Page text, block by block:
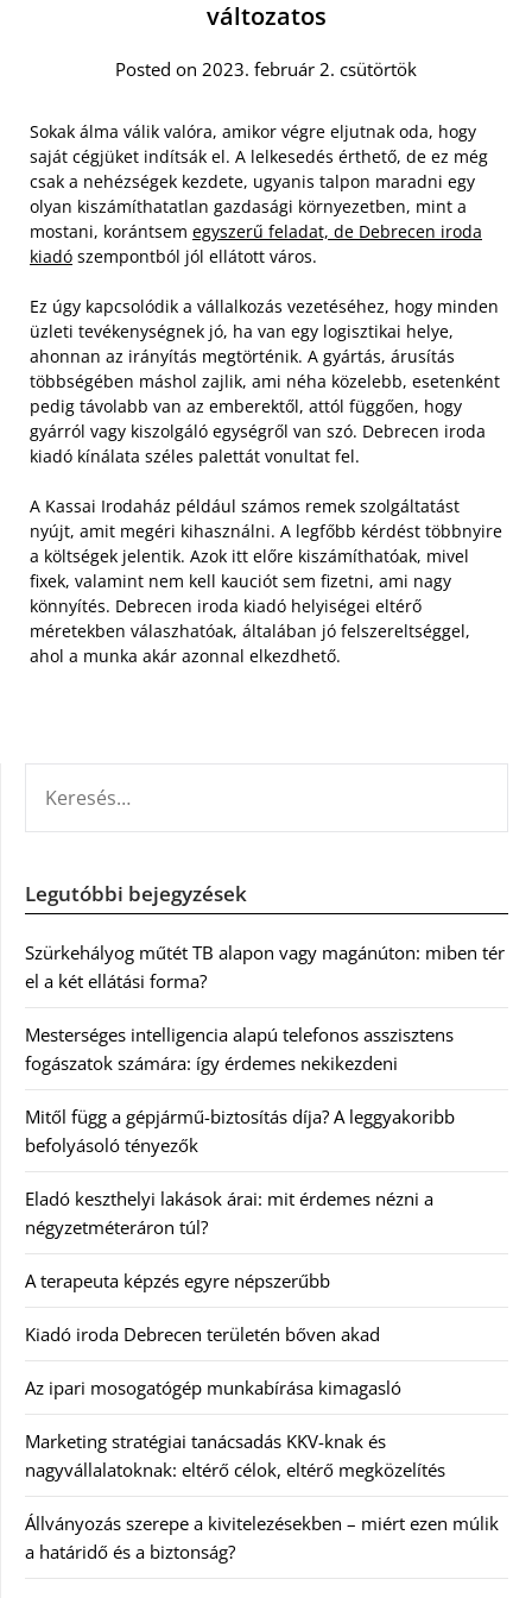
változatos
Posted on 2023. február 2. csütörtök
Sokak álma válik valóra, amikor végre eljutnak oda, hogy
saját cégjüket indítsák el. A lelkesedés érthető, de ez még
csak a nehézségek kezdete, ugyanis talpon maradni egy
olyan kiszámíthatatlan gazdasági környezetben, mint a
mostani, korántsem egyszerű feladat, de Debrecen iroda
kiadó szempontból jól ellátott város.
Ez úgy kapcsolódik a vállalkozás vezetéséhez, hogy minden
üzleti tevékenységnek jó, ha van egy logisztikai helye,
ahonnan az irányítás megtörténik. A gyártás, árusítás
többségében máshol zajlik, ami néha közelebb, esetenként
pedig távolabb van az emberektől, attól függően, hogy
gyárról vagy kiszolgáló egységről van szó. Debrecen iroda
kiadó kínálata széles palettát vonultat fel.
A Kassai Irodaház például számos remek szolgáltatást
nyújt, amit megéri kihasználni. A legfőbb kérdést többnyire
a költségek jelentik. Azok itt előre kiszámíthatóak, mivel
fixek, valamint nem kell kauciót sem fizetni, ami nagy
könnyítés. Debrecen iroda kiadó helyiségei eltérő
méretekben válaszhatóak, általában jó felszereltséggel,
ahol a munka akár azonnal elkezdhető.
Legutóbbi bejegyzések
Szürkehályog műtét TB alapon vagy magánúton: miben tér
el a két ellátási forma?
Mesterséges intelligencia alapú telefonos asszisztens
fogászatok számára: így érdemes nekikezdeni
Mitől függ a gépjármű-biztosítás díja? A leggyakoribb
befolyásoló tényezők
Eladó keszthelyi lakások árai: mit érdemes nézni a
négyzetméteráron túl?
A terapeuta képzés egyre népszerűbb
Kiadó iroda Debrecen területén bőven akad
Az ipari mosogatógép munkabírása kimagasló
Marketing stratégiai tanácsadás KKV-knak és
nagyvállalatoknak: eltérő célok, eltérő megközelítés
Állványozás szerepe a kivitelezésekben – miért ezen múlik
a határidő és a biztonság?